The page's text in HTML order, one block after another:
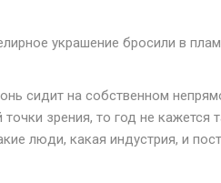
украшение бросили в
сидит на собственном
зрения, то год не кажется
люди, какая индустрия, и